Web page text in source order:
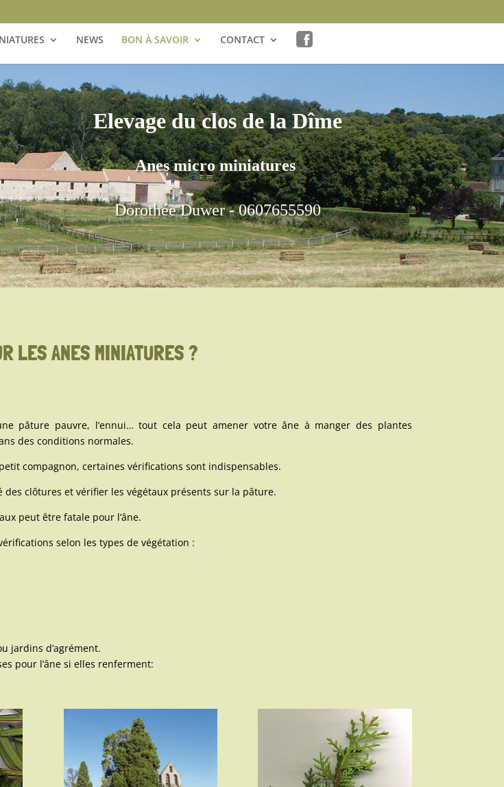
NEWS BON À SAVOIR CONTACT
Elevage du clos de la Dîme
Anes micro miniatures
Dorothée Duwer - 0607655590
LES ANES MINIATURES ?
pâture pauvre, l’ennui… tout cela peut amener votre âne à manger des plantes
des conditions normales.
compagnon, certaines vérifications sont indispensables.
des clôtures et vérifier les végétaux présents sur la pâture.
peut être fatale pour l’âne.
selon les types de végétation :
jardins d’agrément.
pour l’âne si elles renferment: